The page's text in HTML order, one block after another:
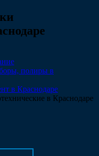
полиры в
в Краснодаре
в Краснодаре